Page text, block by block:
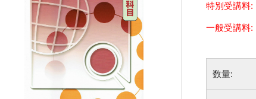
特別受講料:
数量: